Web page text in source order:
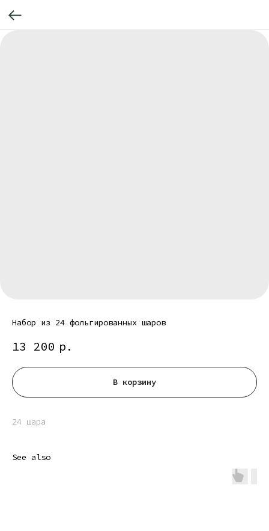
Набор из 24 фольгированных шаров
13 200 р.
В корзину
24 шара
See also